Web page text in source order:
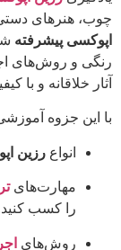
چوب، هنرهای
اپوکسی پیشرفته
رنگی و روش‌های
آثار خلاقانه و با
با این جزوه
انواع رزین
مهارت‌های
را کسب
روش‌های